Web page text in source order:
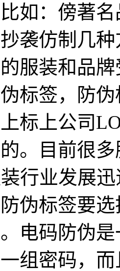
如：傍著
袭仿制几
服装和品
标签，防
标上公司
。目前很
行业发展迅
伪标签要
电码防伪
组密码，